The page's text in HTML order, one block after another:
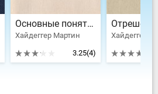
Основные понятия метафизики. Мир – Конечность – Одиночество
Хайдеггер Мартин
3.25(4)
Хайдеггер